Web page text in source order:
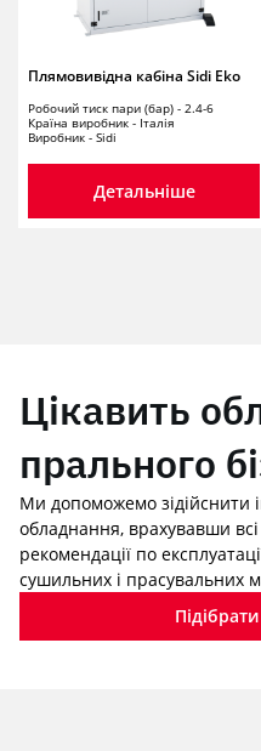
Плямовивідна кабіна Sidi Eko
Робочий тиск пари (бар) - 2.4-6
Країна виробник - Італія
Виробник - Sidi
Детальніше
Цікавить
прального
Ми допоможемо зідійснити
обладнання, врахувавши
рекомендації по
сушильних і прасувальних